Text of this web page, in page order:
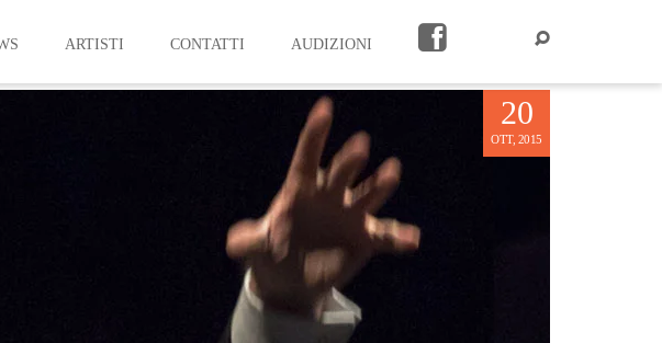
ARTISTI CONTATTI AUDIZIONI
20
OTT, 2015